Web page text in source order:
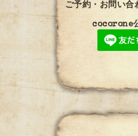
ご予約・お問い合
cocorone